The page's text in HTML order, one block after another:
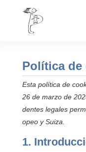
Política de
Esta política de
26 de marzo de
dentes legales
opeo y Suiza.
1.